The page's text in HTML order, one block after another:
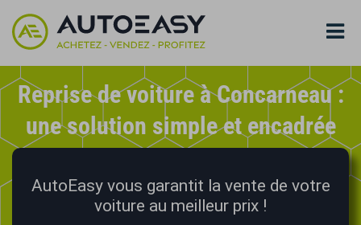
Reprise de voiture à Concarneau :
une solution simple et encadrée
AutoEasy vous garantit la vente de votre
voiture au meilleur prix !